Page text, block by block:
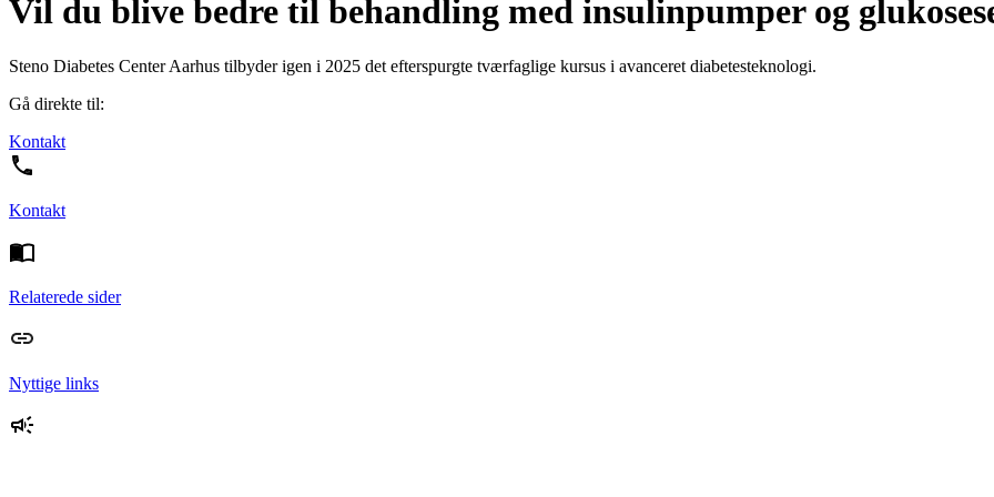
Vil du blive bedre til behandling med insulinpumper og
Steno Diabetes Center Aarhus tilbyder igen i 2025 det efterspurgte tværfaglige kursus i avanceret diabetesteknologi.
Gå direkte til:
Kontakt
Kontakt
Relaterede sider
Nyttige links